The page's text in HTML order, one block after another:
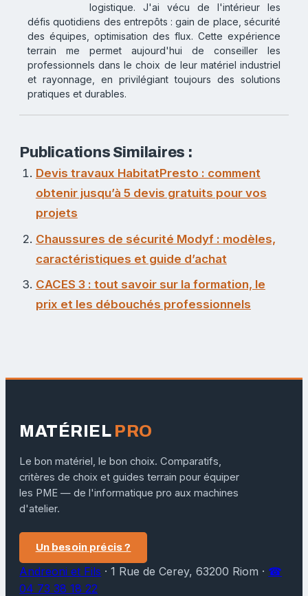
logistique. J'ai vécu de l'intérieur les
défis quotidiens des entrepôts : gain de place, sécurité
des équipes, optimisation des flux. Cette expérience
terrain me permet aujourd'hui de conseiller les
professionnels dans le choix de leur matériel industriel
et rayonnage, en privilégiant toujours des solutions
pratiques et durables.
Publications Similaires :
Devis travaux HabitatPresto : comment
obtenir jusqu’à 5 devis gratuits pour vos
projets
Chaussures de sécurité Modyf : modèles,
caractéristiques et guide d’achat
CACES 3 : tout savoir sur la formation, le
prix et les débouchés professionnels
MATÉRIEL PRO
Le bon matériel, le bon choix. Comparatifs,
critères de choix et guides terrain pour équiper
les PME — de l'informatique pro aux machines
d'atelier.
Un besoin précis ?
Andreoni et Fils ·1 Rue de Cerey, 63200 Riom · ☎
04 73 38 18 22